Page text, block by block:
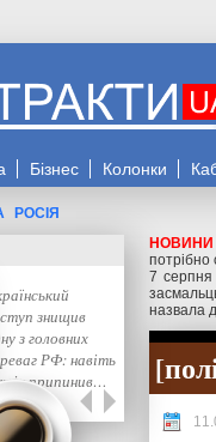
Бізнес Колонки
РОСІЯ
потрібно
7 серпня
назвала
знищив
з головних
РФ: навіть
припинив…